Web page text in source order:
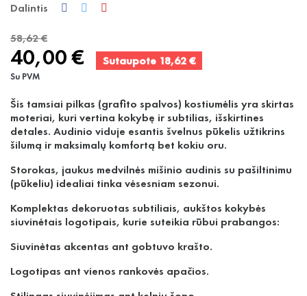
Dalintis
58,62 €
40,00 € Sutaupote 18,62 €
Su PVM
Šis tamsiai pilkas (grafito spalvos) kostiumėlis yra skirtas
moteriai, kuri vertina kokybę ir subtilias, išskirtines
detales. Audinio viduje esantis švelnus pūkelis užtikrins
šilumą ir maksimalų komfortą bet kokiu oru.
Storokas, jaukus medvilnės mišinio audinis su pašiltinimu
(pūkeliu) idealiai tinka vėsesniam sezonui.
Komplektas dekoruotas subtiliais, aukštos kokybės
siuvinėtais logotipais, kurie suteikia rūbui prabangos:
Siuvinėtas akcentas ant gobtuvo krašto.
Logotipas ant vienos rankovės apačios.